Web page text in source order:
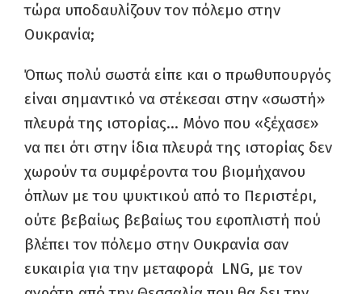
τώρα υποδαυλίζουν τον πόλεμο στην
Ουκρανία;
Όπως πολύ σωστά είπε και ο πρωθυπουργός
είναι σημαντικό να στέκεσαι στην «σωστή»
πλευρά της ιστορίας… Μόνο που «ξέχασε»
να πει ότι στην ίδια πλευρά της ιστορίας δεν
χωρούν τα συμφέροντα του βιομήχανου
όπλων με του ψυκτικού από το Περιστέρι,
ούτε βεβαίως βεβαίως του εφοπλιστή πού
βλέπει τον πόλεμο στην Ουκρανία σαν
ευκαιρία για την μεταφορά LNG, με τον